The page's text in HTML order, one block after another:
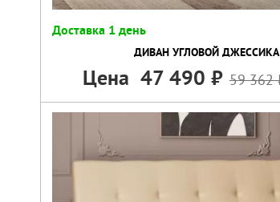
Доставка 1 день
ДИВАН УГЛОВОЙ ДЖЕССИКА
Цена 47 490 59 362